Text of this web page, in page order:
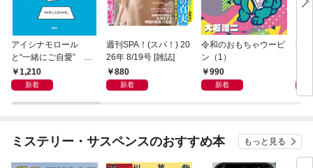
アイシナモロール
と“一緒にご自愛” ～
自分を好きになるため
の56のコツ～
1,210
新着
週刊SPA！(スパ！) 20
26年 8/19号 [雑誌]
880
新着
令和のおもちゃウーピ
ン（1）
990
新着
変
ミステリー・サスペンスのおすすめ本 もっと見る